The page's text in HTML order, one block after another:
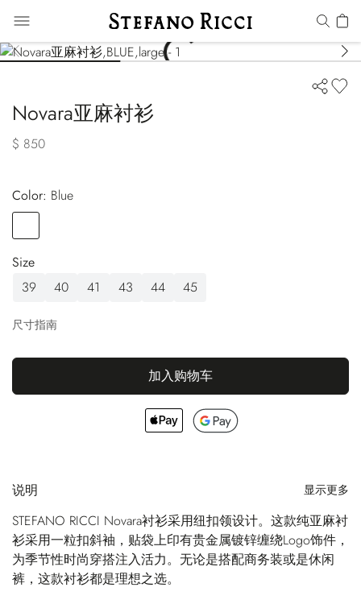
Novara亚麻衬衫
$ 850
Color:
blue
Size
39
40 41 43 44 45
尺寸指南
加入购物车
说明 显示更多
STEFANO RICCI Novara衬衫采用纽扣领设计。这款纯亚麻衬
衫采用一粒扣斜袖，贴袋上印有贵金属镀锌缠绕Logo饰件，
为季节性时尚穿搭注入活力。无论是搭配商务装或是休闲
裤，这款衬衫都是理想之选。